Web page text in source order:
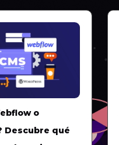
o
Descubre qué